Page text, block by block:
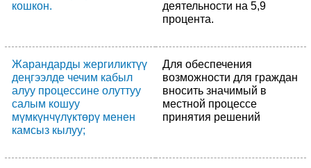
кошкон.
деятельности на 5,9
процента.
Жарандарды жергиликтүү
деңгээлде чечим кабыл
алуу процессине олуттуу
салым кошуу
мүмкүнчүлүктөрү менен
камсыз кылуу;
Для обеспечения
возможности для граждан
вносить значимый в
местной процессе
принятия решений